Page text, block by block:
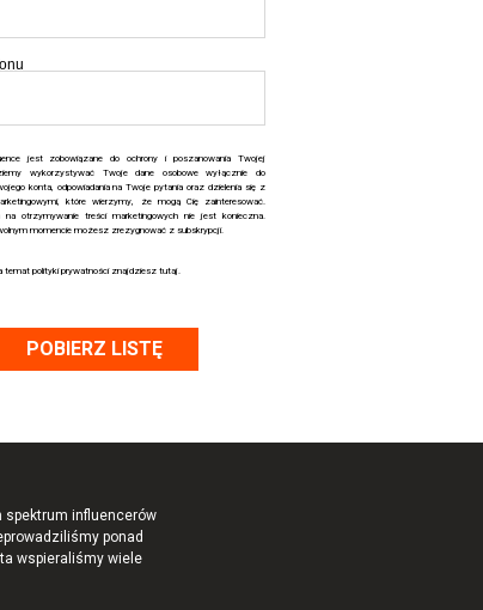
jest zobowiązane do ochrony i poszanowania Twojej
wykorzystywać Twoje dane osobowe wyłącznie do
konta, odpowiadania na Twoje pytania oraz dzielenia się z
które wierzymy, że mogą Cię zainteresować.
na otrzymywanie treści marketingowych nie jest konieczna.
momencie możesz zrezygnować z subskrypcji.
temat polityki prywatności znajdziesz tutaj.
spektrum influencerów
ponad
wspieraliśmy wiele